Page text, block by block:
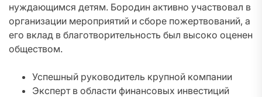
нуждающимся детям. Бородин активно участвовал в
организации мероприятий и сборе пожертвований, а
его вклад в благотворительность был высоко оценен
обществом.
Успешный руководитель крупной компании
Эксперт в области финансовых инвестиций